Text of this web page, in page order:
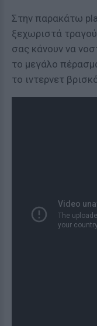
Στην παρακάτω
ξεχωριστά
σας κάνουν να
το μεγάλο
το ιντερνετ